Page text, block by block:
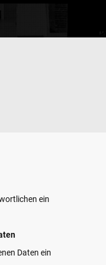
ein
Daten ein